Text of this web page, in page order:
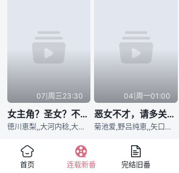
07|周三23:30
女主角？圣女？不，我是杂役女仆（自豪）！
徳川恵梨,,大河内稔,大河内稔
04|周一01:00
恶女不才，请多关照 ～雏宫蝶鼠换身传～
菊池爱,野吕纯恵,,矢口圣奈 (studio Pablo)
首页 连载新番 完结旧番